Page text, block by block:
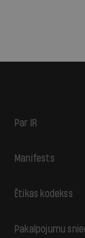
Par IR
Manifests
Ētikas kodekss
Pakalpojumu